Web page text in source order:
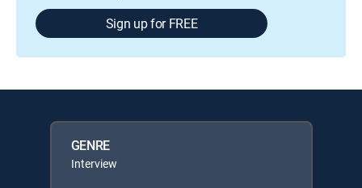
Sign up for FREE
GENRE
Interview